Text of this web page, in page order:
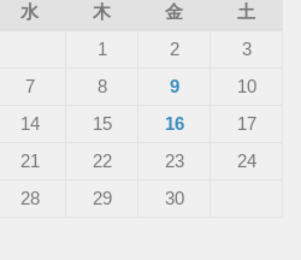
水 木 金
土
1
2
3
7 8 9
10
14 15 16
17
21 22 23
24
28 29
30